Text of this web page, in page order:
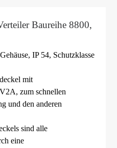
Baureihe 8800,
Gehäuse, IP 54, Schutzklasse
mit
zum schnellen
und den anderen
sind alle
eine